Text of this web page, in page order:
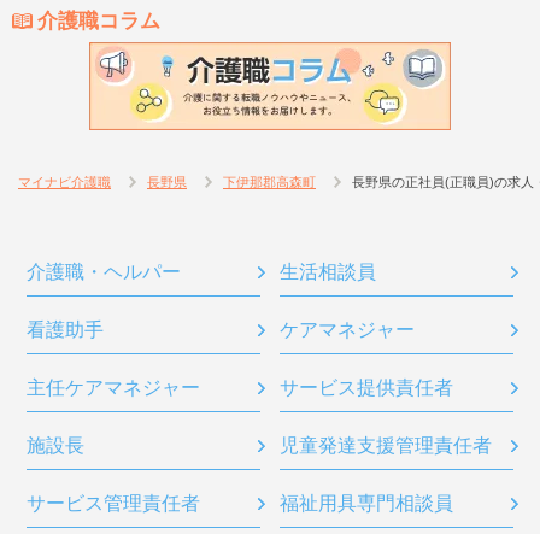
介護職コラム
マイナビ介護職 長野県 下伊那郡高森町 長野県の正社員(正職員)の求人
介護職・ヘルパー 生活相談員
看護助手 ケアマネジャー
主任ケアマネジャー サービス提供責任者
施設長 児童発達支援管理責任者
サービス管理責任者 福祉用具専門相談員